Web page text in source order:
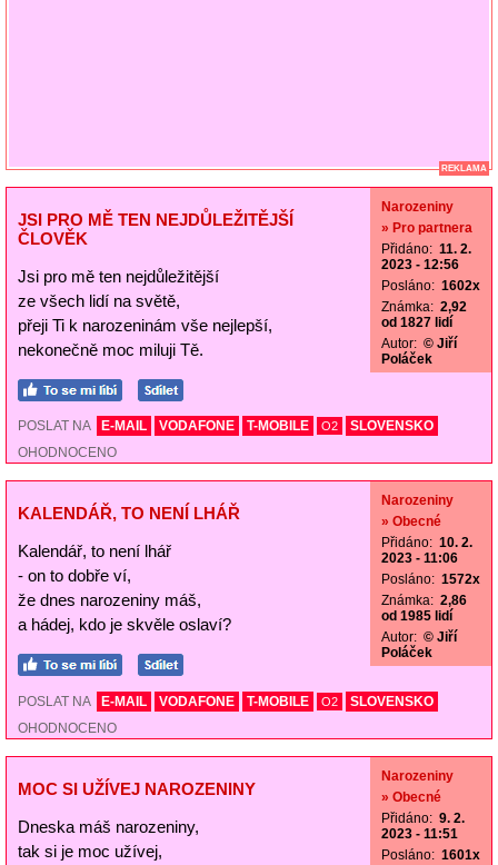
REKLAMA
JSI PRO MĚ TEN NEJDŮLEŽITĚJŠÍ
ČLOVĚK
Jsi pro mě ten nejdůležitější
ze všech lidí na světě,
přeji Ti k narozeninám vše nejlepší,
nekonečně moc miluji Tě.
Narozeniny
» Pro partnera
Přidáno: 11. 2.
2023 - 12:56
Posláno: 1602x
Známka: 2,92
od 1827 lidí
Autor: © Jiří
Poláček
POSLAT NA E-MAIL VODAFONE T-MOBILE O2
SLOVENSKO
OHODNOCENO
KALENDÁŘ, TO NENÍ LHÁŘ
Kalendář, to není lhář
- on to dobře ví,
že dnes narozeniny máš,
a hádej, kdo je skvěle oslaví?
Narozeniny
» Obecné
Přidáno: 10. 2.
2023 - 11:06
Posláno: 1572x
Známka: 2,86
od 1985 lidí
Autor: © Jiří
Poláček
POSLAT NA E-MAIL VODAFONE T-MOBILE O2
SLOVENSKO
OHODNOCENO
MOC SI UŽÍVEJ NAROZENINY
Dneska máš narozeniny,
tak si je moc užívej,
Narozeniny
» Obecné
Přidáno: 9. 2.
2023 - 11:51
Posláno: 1601x